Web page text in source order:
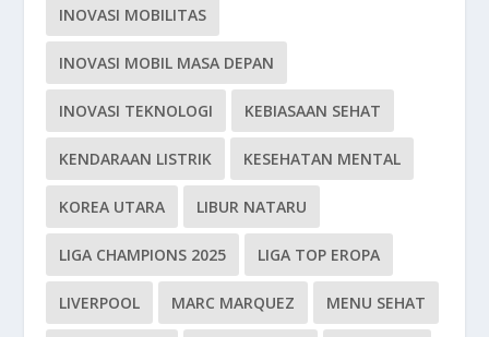
INOVASI MOBILITAS
INOVASI MOBIL MASA DEPAN
INOVASI TEKNOLOGI KEBIASAAN SEHAT
KENDARAAN LISTRIK KESEHATAN MENTAL
KOREA UTARA LIBUR NATARU
LIGA CHAMPIONS 2025 LIGA TOP EROPA
LIVERPOOL MARC MARQUEZ MENU SEHAT